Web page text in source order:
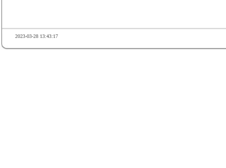
2023-03-28 13:43:17